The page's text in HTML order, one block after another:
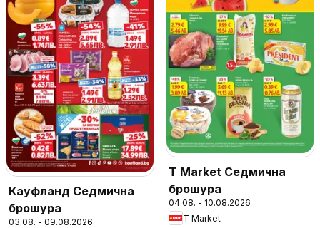
Кауфланд Седмична
брошура
03.08. - 09.08.2026
T Market Седмична
брошура
04.08. - 10.08.2026
T Market